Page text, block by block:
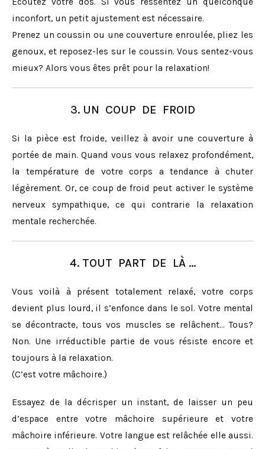
inconfort, un petit ajustement est nécessaire.
Prenez un coussin ou une couverture enroulée, pliez les
genoux, et reposez-les sur le coussin. Vous sentez-vous
mieux? Alors vous êtes prêt pour la relaxation!
3. UN COUP DE FROID
Si la pièce est froide, veillez à avoir une couverture à
portée de main. Quand vous vous relaxez profondément,
la température de votre corps a tendance à chuter
légèrement. Or, ce coup de froid peut activer le système
nerveux sympathique, ce qui contrarie la relaxation
mentale recherchée.
4. TOUT PART DE LÀ …
Vous voilà à présent totalement relaxé, votre corps
devient plus lourd, il s’enfonce dans le sol. Votre mental
se décontracte, tous vos muscles se relâchent… Tous?
Non. Une irréductible partie de vous résiste encore et
toujours à la relaxation.
(C’est votre mâchoire.)
Essayez de la décrisper un instant, de laisser un peu
d’espace entre votre mâchoire supérieure et votre
mâchoire inférieure. Votre langue est relâchée elle aussi.